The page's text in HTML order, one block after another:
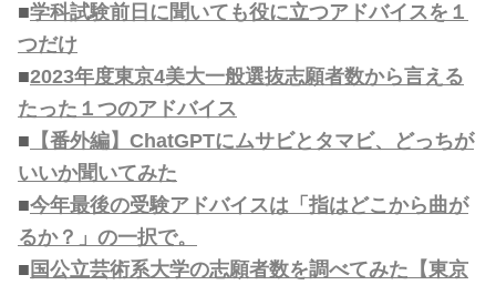
■学科試験前日に聞いても役に立つアドバイスを１
つだけ
■2023年度東京4美大一般選抜志願者数から言える
たった１つのアドバイス
■ 【番外編】ChatGPTにムサビとタマビ、どっちが
いいか聞いてみた
■今年最後の受験アドバイスは「指はどこから曲が
るか？」の一択で。
■ 国公立芸術系大学の志願者数を調べてみた【東京